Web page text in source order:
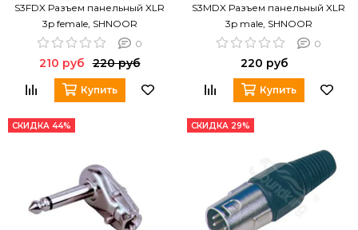
S3FDX Разъем панельный XLR
3p female, SHNOOR
0
210 руб 220 руб
Купить
S3MDX Разъем панельный XLR
3p male, SHNOOR
0
220 руб
Купить
СКИДКА 44% СКИДКА 29%